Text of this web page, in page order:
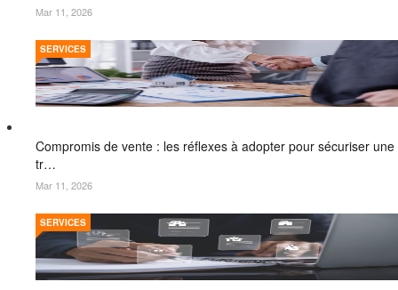
Mar 11, 2026
Compromis de vente : les réflexes à adopter pour sécuriser une
tr…
SERVICES
Mar 11, 2026
SERVICES